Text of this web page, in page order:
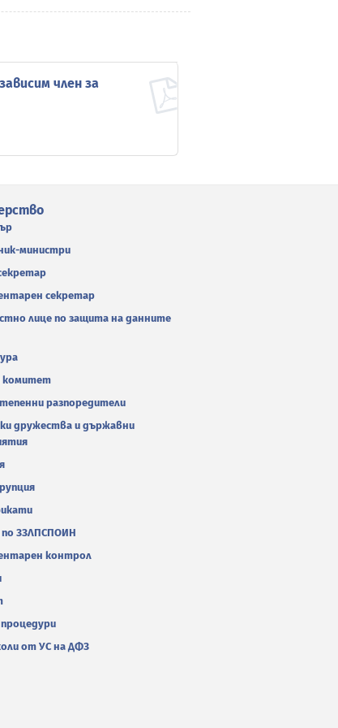
член за
министри
секретар
лице по защита на данните
комитет
разпоредители
дружества и държавни
по ЗЗЛПСПОИН
контрол
от УС на ДФЗ